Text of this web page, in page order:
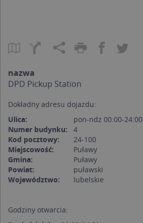
nazwa
DPD Pickup Station
Dokładny adresu dojazdu:
Ulica:
pon-ndz 00:00-24:00
Numer budynku:
4
Kod pocztowy:
24-100
Miejscowość:
Puławy
Gmina:
Puławy
Powiat:
puławski
Województwo:
lubelskie
Godziny otwarcia: